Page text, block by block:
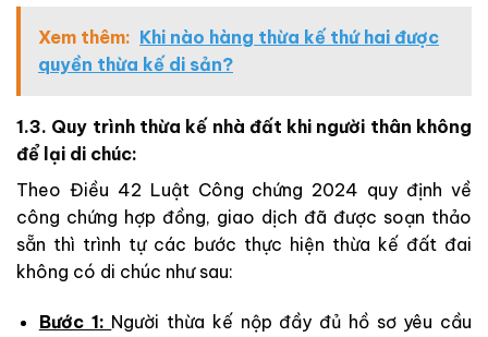
Xem thêm: Khi nào hàng thừa kế thứ hai được
quyền thừa kế di sản?
1.3. Quy trình thừa kế nhà đất khi người thân không
để lại di chúc:
Theo Điều 42 Luật Công chứng 2024 quy định về
công chứng hợp đồng, giao dịch đã được soạn thảo
sẵn thì trình tự các bước thực hiện thừa kế đất đai
không có di chúc như sau:
Bước 1: Người thừa kế nộp đầy đủ hồ sơ yêu cầu